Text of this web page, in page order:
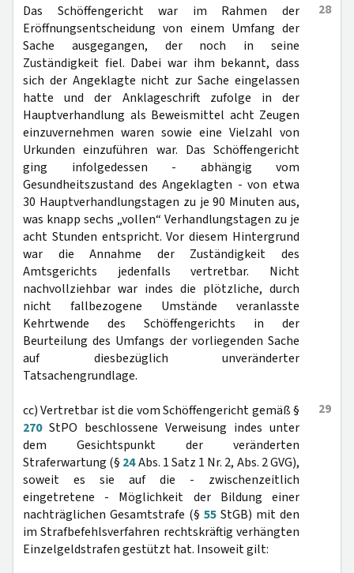
28
Das Schöffengericht war im Rahmen der
Eröffnungsentscheidung von einem Umfang der
Sache ausgegangen, der noch in seine
Zuständigkeit fiel. Dabei war ihm bekannt, dass
sich der Angeklagte nicht zur Sache eingelassen
hatte und der Anklageschrift zufolge in der
Hauptverhandlung als Beweismittel acht Zeugen
einzuvernehmen waren sowie eine Vielzahl von
Urkunden einzuführen war. Das Schöffengericht
ging infolgedessen - abhängig vom
Gesundheitszustand des Angeklagten - von etwa
30 Hauptverhandlungstagen zu je 90 Minuten aus,
was knapp sechs „vollen“ Verhandlungstagen zu je
acht Stunden entspricht. Vor diesem Hintergrund
war die Annahme der Zuständigkeit des
Amtsgerichts jedenfalls vertretbar. Nicht
nachvollziehbar war indes die plötzliche, durch
nicht fallbezogene Umstände veranlasste
Kehrtwende des Schöffengerichts in der
Beurteilung des Umfangs der vorliegenden Sache
auf diesbezüglich unveränderter
Tatsachengrundlage.
29
cc) Vertretbar ist die vom Schöffengericht gemäß §
270StPO beschlossene Verweisung indes unter
dem Gesichtspunkt der veränderten
Straferwartung (§ 24Abs. 1 Satz 1 Nr. 2, Abs. 2 GVG),
soweit es sie auf die - zwischenzeitlich
eingetretene - Möglichkeit der Bildung einer
nachträglichen Gesamtstrafe (§ 55 StGB) mit den
im Strafbefehlsverfahren rechtskräftig verhängten
Einzelgeldstrafen gestützt hat. Insoweit gilt: